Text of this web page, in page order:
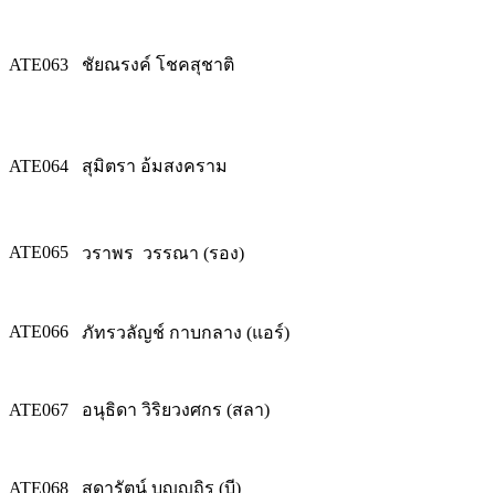
ATE063 ชัยณรงค์ โชคสุชาติ
ATE064 สุมิตรา อ้มสงคราม
ATE065 วราพร วรรณา (รอง)
ATE066 ภัทรวลัญช์ กาบกลาง (แอร์)
ATE067 อนุธิดา วิริยวงศกร (สลา)
ATE068 สุดารัตน์ บุญญถิร (บี)